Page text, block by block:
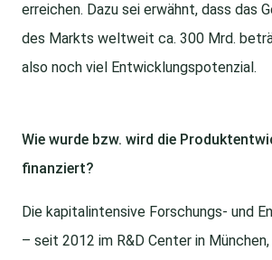
erreichen. Dazu sei erwähnt, dass das
des Markts weltweit ca. 300 Mrd.
also noch viel Entwicklungspotenzial.
Wie wurde bzw. wird die
finanziert?
Die kapitalintensive Forschungs- und
– seit 2012 im R&D Center in